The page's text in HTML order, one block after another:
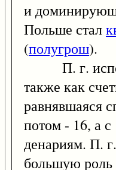
и
Польше стал
(полугрош).
П. г.
также как
равнявшаяся
потом - 16, а с
денариям. П.
большую роль